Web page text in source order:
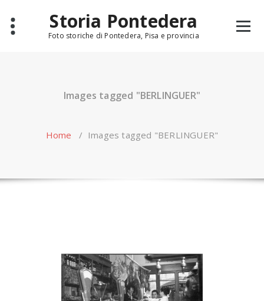
content
Storia Pontedera
Foto storiche di Pontedera, Pisa e provincia
Images tagged "BERLINGUER"
Home / Images tagged "BERLINGUER"